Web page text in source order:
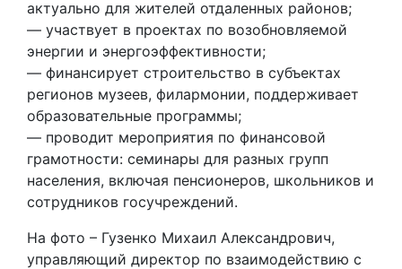
актуально для жителей отдаленных районов;
— участвует в проектах по возобновляемой
энергии и энергоэффективности;
— финансирует строительство в субъектах
регионов музеев, филармонии, поддерживает
образовательные программы;
— проводит мероприятия по финансовой
грамотности: семинары для разных групп
населения, включая пенсионеров, школьников и
сотрудников госучреждений.
На фото – Гузенко Михаил Александрович,
управляющий директор по взаимодействию с